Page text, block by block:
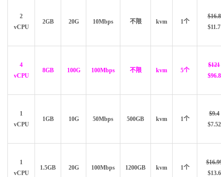
2
vCPU
2GB 20G 10Mbps 不限 kvm 1个
$16.8
$11.7
4
vCPU
8GB 100G 100Mbps 不限 kvm 5个
$121
$96.8
1
vCPU
1GB 10G 50Mbps 500GB kvm 1个
$9.4
$7.52
1
vCPU
1.5GB 20G 100Mbps 1200GB kvm 1个
$13.6